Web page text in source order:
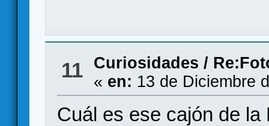
11 Curiosidades /
« en: 13 de Diciembre
Cuál es ese cajón de la